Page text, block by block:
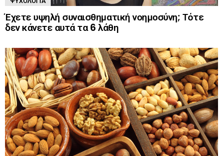
Έχετε υψηλή συναισθηματική νοημοσύνη; Τότε
δεν κάνετε αυτά τα 6 λάθη